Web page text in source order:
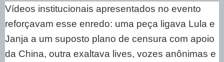
Vídeos institucionais apresentados no evento
reforçavam esse enredo: uma peça ligava Lula e
Janja a um suposto plano de censura com apoio
da China, outra exaltava lives, vozes anônimas e